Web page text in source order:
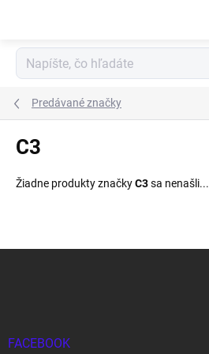
Predávané značky
C3
Žiadne produkty značkyC3sa nenašli...
FACEBOOK